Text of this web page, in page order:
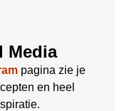
Media
pagina zie je
en heel